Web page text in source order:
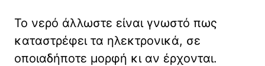
Το νερό άλλωστε είναι γνωστό πως
καταστρέφει τα ηλεκτρονικά, σε
οποιαδήποτε μορφή κι αν έρχονται.